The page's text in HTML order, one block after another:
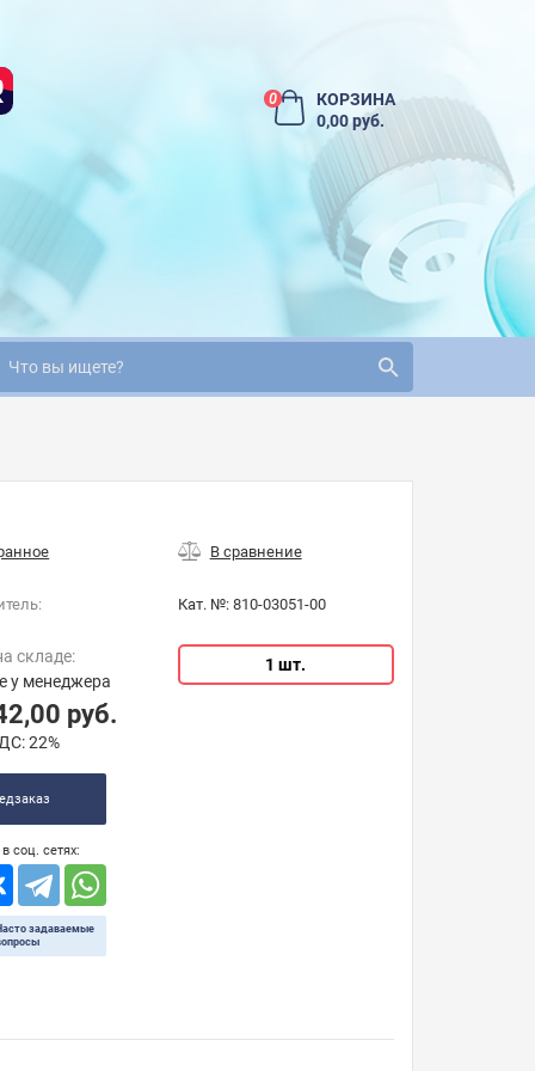
0
КОРЗИНА
0,00 руб.
Кат. №: 810-03051-00
складе:
у менеджера
руб.
22%
соц. сетях:
задаваемые
1 шт.